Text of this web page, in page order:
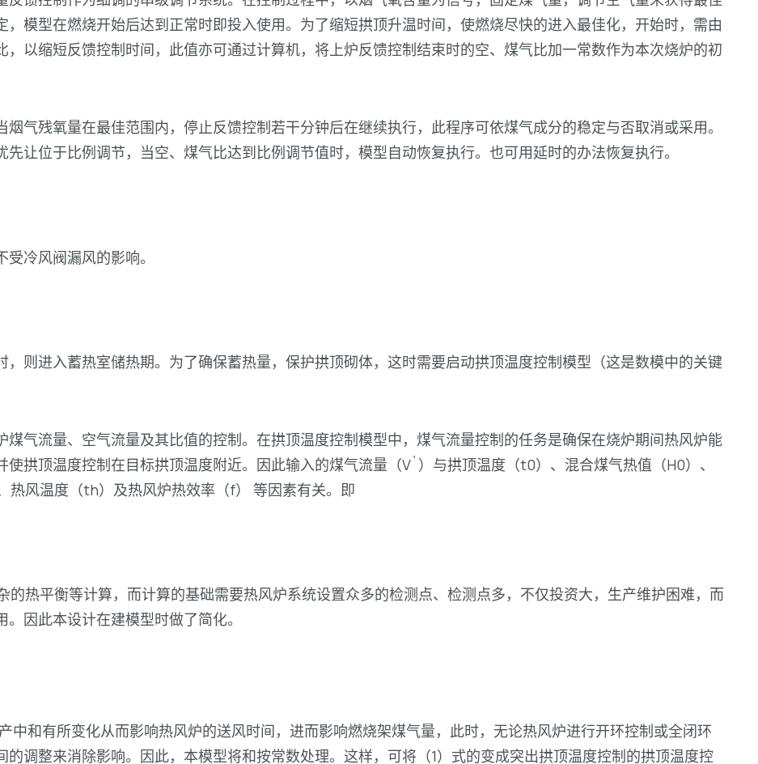
模型在燃烧开始后达到正常时即投入使用。为了缩短拱顶升温时间，使燃烧尽快的进入最佳化，开始时，需由
以缩短反馈控制时间，此值亦可通过计算机，将上炉反馈控制结束时的空、煤气比加一常数作为本次烧炉的初
气残氧量在最佳范围内，停止反馈控制若干分钟后在继续执行，此程序可依煤气成分的稳定与否取消或采用。
让位于比例调节，当空、煤气比达到比例调节值时，模型自动恢复执行。也可用延时的办法恢复执行。
冷风阀漏风的影响。
则进入蓄热室储热期。为了确保蓄热量，保护拱顶砌体，这时需要启动拱顶温度控制模型（这是数模中的关键
气流量、空气流量及其比值的控制。在拱顶温度控制模型中，煤气流量控制的任务是确保在烧炉期间热风炉能
拱顶温度控制在目标拱顶温度附近。因此输入的煤气流量（V`）与拱顶温度（t0）、混合煤气热值（H0）、
热风温度（th）及热风炉热效率（f） 等因素有关。即
热平衡等计算，而计算的基础需要热风炉系统设置众多的检测点、检测点多，不仅投资大，生产维护困难，而
因此本设计在建模型时做了简化。
中和有所变化从而影响热风炉的送风时间，进而影响燃烧架煤气量，此时，无论热风炉进行开环控制或全闭环
调整来消除影响。因此，本模型将和按常数处理。这样，可将（1）式的变成突出拱顶温度控制的拱顶温度控